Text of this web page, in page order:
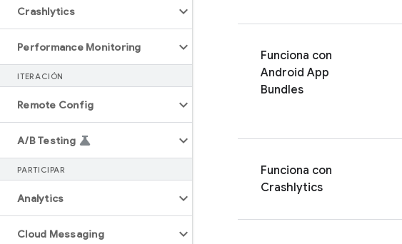
Crashlytics
Performance Monitoring
ITERACIÓN
Remote Config
A/B Testing
PARTICIPAR
Analytics
Cloud Messaging
Funciona con
Android App
Bundles
Funciona con
Crashlytics